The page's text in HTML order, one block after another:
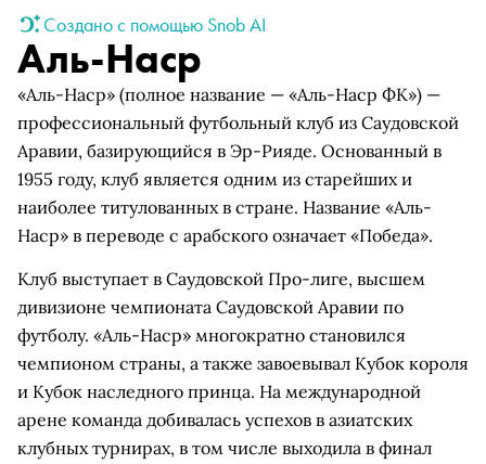
Создано с помощью Snob AI
Аль-Наср
«Аль-Наср» (полное название — «Аль-Наср ФК») —
профессиональный футбольный клуб из Саудовской
Аравии, базирующийся в Эр-Рияде. Основанный в
1955 году, клуб является одним из старейших и
наиболее титулованных в стране. Название «Аль-
Наср» в переводе с арабского означает «Победа».
Клуб выступает в Саудовской Про-лиге, высшем
дивизионе чемпионата Саудовской Аравии по
футболу. «Аль-Наср» многократно становился
чемпионом страны, а также завоевывал Кубок короля
и Кубок наследного принца. На международной
арене команда добивалась успехов в азиатских
клубных турнирах, в том числе выходила в финал